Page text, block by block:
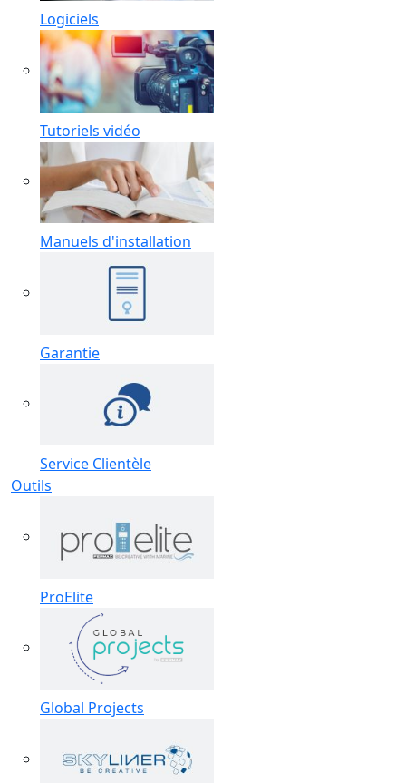
Logiciels
Tutoriels vidéo
Manuels d'installation
Garantie
Service Clientèle
Outils
ProElite
Global Projects